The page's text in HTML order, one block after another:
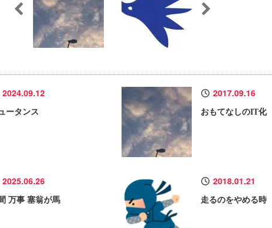
2024.09.12
ータンス
2017.09.16
おもてなしのIT化
2025.06.26
万事 塞翁が馬
2018.01.21
走るのをやめる時